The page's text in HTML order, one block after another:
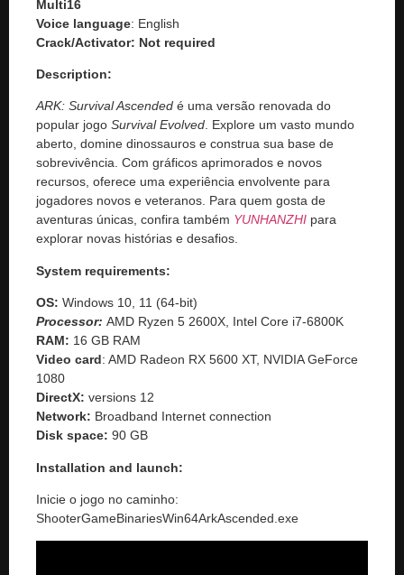
Multi16
Voice language: English
Crack/Activator: Not required
Description:
ARK: Survival Ascended é uma versão renovada do
popular jogo Survival Evolved. Explore um vasto mundo
aberto, domine dinossauros e construa sua base de
sobrevivência. Com gráficos aprimorados e novos
recursos, oferece uma experiência envolvente para
jogadores novos e veteranos. Para quem gosta de
aventuras únicas, confira também YUNHANZHI para
explorar novas histórias e desafios.
System requirements:
OS: Windows 10, 11 (64-bit)
Processor: AMD Ryzen 5 2600X, Intel Core i7-6800K
RAM: 16 GB RAM
Video card: AMD Radeon RX 5600 XT, NVIDIA GeForce
1080
DirectX: versions 12
Network: Broadband Internet connection
Disk space: 90 GB
Installation and launch:
Inicie o jogo no caminho:
ShooterGameBinariesWin64ArkAscended.exe